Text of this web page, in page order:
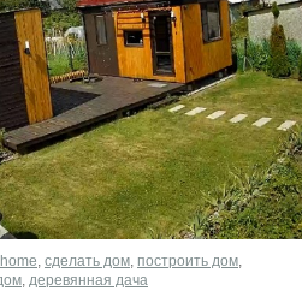
, сделать дом, построить дом,
, деревянная дача